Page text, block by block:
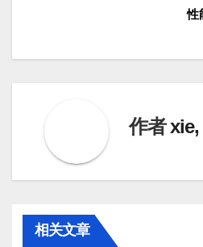
导
性
作者
相关文章